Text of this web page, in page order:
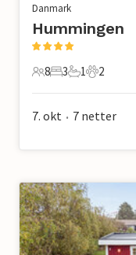
Danmark
Hummingen
8 Gjester
8
3 Soverom
3
1 Bad
1
2 Kjæledyr
2
7. okt • 7 netter